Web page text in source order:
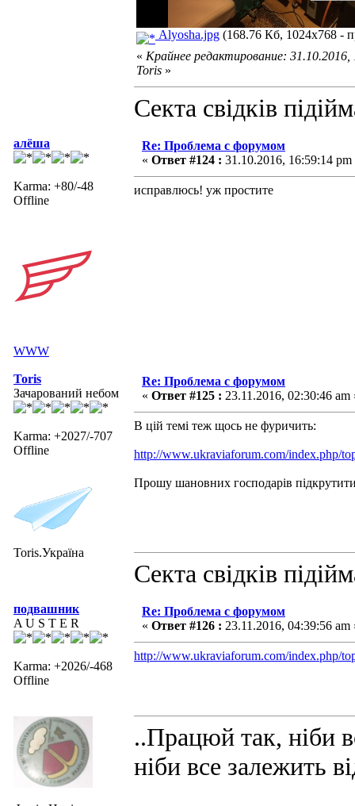
Alyosha.jpg (168.76 Кб, 1024x768 -
« Крайнее редактирование:
Toris »
Секта свідків
алёша
Karma: +80/-48
Offline
WWW
Re: Проблема с форумом
« Ответ #124 : 31.10.2016, 16:59:14 pm
исправлюсь! уж простите
Toris
Зачарований небом
Karma: +2027/-707
Offline
Toris.Україна
Re: Проблема с форумом
« Ответ #125 : 23.11.2016, 02:30:46 am
В цій темі теж щось не фуричить:
http://www.ukraviaforum.com/index.php/
Прошу шановних господарів
Секта свідків
подвашник
A U S T E R
Karma: +2026/-468
Offline
Re: Проблема с форумом
« Ответ #126 : 23.11.2016, 04:39:56 am
http://www.ukraviaforum.com/index.php/
..Працюй так, ніби
ніби все залежить